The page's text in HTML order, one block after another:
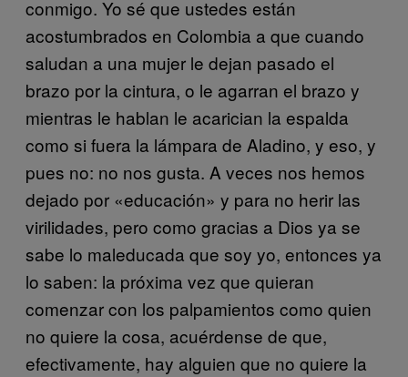
conmigo. Yo sé que ustedes están
acostumbrados en Colombia a que cuando
saludan a una mujer le dejan pasado el
brazo por la cintura, o le agarran el brazo y
mientras le hablan le acarician la espalda
como si fuera la lámpara de Aladino, y eso, y
pues no: no nos gusta. A veces nos hemos
dejado por «educación» y para no herir las
virilidades, pero como gracias a Dios ya se
sabe lo maleducada que soy yo, entonces ya
lo saben: la próxima vez que quieran
comenzar con los palpamientos como quien
no quiere la cosa, acuérdense de que,
efectivamente, hay alguien que no quiere la